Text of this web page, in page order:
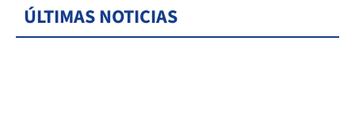
ÚLTIMAS NOTICIAS